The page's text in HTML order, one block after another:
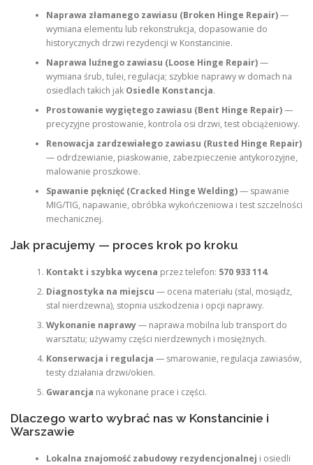
Naprawa złamanego zawiasu (Broken Hinge Repair)—
wymiana elementu lub rekonstrukcja, dopasowanie do
historycznych drzwi rezydencji w Konstancinie.
Naprawa luźnego zawiasu (Loose Hinge Repair)—
wymiana śrub, tulei, regulacja; szybkie naprawy w domach na
osiedlach takich jak Osiedle Konstancja.
Prostowanie wygiętego zawiasu (Bent Hinge Repair)—
precyzyjne prostowanie, kontrola osi drzwi, test obciążeniowy.
Renowacja zardzewiałego zawiasu (Rusted Hinge Repair)
— odrdzewianie, piaskowanie, zabezpieczenie antykorozyjne,
malowanie proszkowe.
Spawanie pęknięć (Cracked Hinge Welding)— spawanie
MIG/TIG, napawanie, obróbka wykończeniowa i test szczelności
mechanicznej.
Jak pracujemy — proces krok po kroku
Kontakt i szybka wycena przez telefon: 570 933 114.
Diagnostyka na miejscu — ocena materiału (stal, mosiądz,
stal nierdzewna), stopnia uszkodzenia i opcji naprawy.
Wykonanie naprawy— naprawa mobilna lub transport do
warsztatu; używamy części nierdzewnych i mosiężnych.
Konserwacja i regulacja — smarowanie, regulacja zawiasów,
testy działania drzwi/okien.
Gwarancja na wykonane prace i części.
Dlaczego warto wybrać nas w Konstancinie i
Warszawie
Lokalna znajomość zabudowy rezydencjonalnej i osiedli